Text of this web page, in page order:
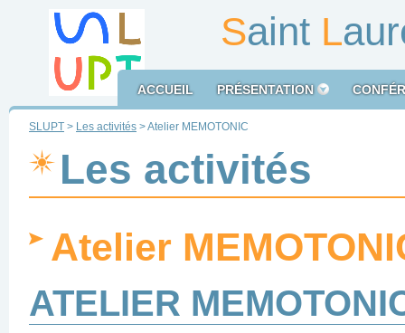
Saint L
ACCUEIL PRÉSENTATION
SLUPT > Les activités > Atelier MEMOTONIC
Les activités
Atelier
ATELIER